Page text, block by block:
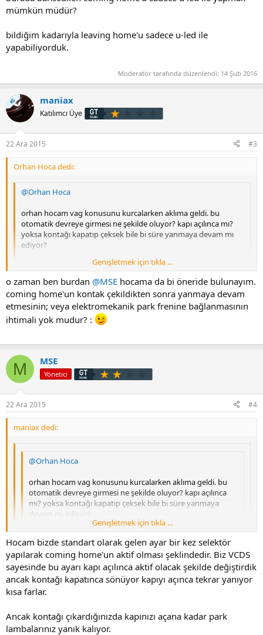
mümkün müdür?
bildiğim kadarıyla leaving home'u sadece u-led ile
yapabiliyorduk.
Moderatör tarafında düzenlendi: 14 Şub 2016
KS maniax
Katılımcı Üye
22 Ara 2015 #3
Orhan Hoca dedi:
@Orhan Hoca
orhan hocam vag konusunu kurcalarken aklıma geldi. bu
otomatik devreye girmesi ne şekilde oluyor? kapı açılınca mı?
yoksa kontağı kapatıp çeksek bile bi süre yanmaya devam mı
ediyor?
bakıyorum da bu premium araç sahipleri gelip parkediyorlar,
xenonlar sönüyor, gündüz ledleri ve arka parkları yanmaya
devam ediyor.
burada bahsedilen coming home'u sadece u led ile yapmak
mümkün müdür?
Genişletmek için tıkla ...
bu kodlamayla menü ekrandan yanma süresini ayarladığımız
coming home kapı açılır açılmaz yanmaya başlıyor. bu kodlamadan
önceki standartı bildiğiniz üzere araçtan inmeden bir kez sellektör
yapmakla yanıyordu hocam.
Genişletmek için tıkla ...
o zaman ben burdan @MSE hocama da bi öneride bulunayım.
coming home'un kontak çekildikten sonra yanmaya devam
etmesinin; veya elektromekanik park frenine bağlanmasının
ihtimali yok mudur? :
M MSE
Yönetici
22 Ara 2015 #4
maniax dedi:
@Orhan Hoca
orhan hocam vag konusunu kurcalarken aklıma geldi. bu
otomatik devreye girmesi ne şekilde oluyor? kapı açılınca
mı? yoksa kontağı kapatıp çeksek bile bi süre yanmaya
devam mı ediyor?
bakıyorum da bu premium araç sahipleri gelip
parkediyorlar, xenonlar sönüyor, gündüz ledleri ve arka
parkları yanmaya devam ediyor.
burada bahsedilen coming home'u sadece u led ile yapmak
mümkün müdür?
yapabiliyorduk.
Genişletmek için tıkla ...
bu kodlamayla menü ekrandan yanma süresini ayarladığımız
coming home kapı açılır açılmaz yanmaya başlıyor. bu
kodlamadan önceki standartı bildiğiniz üzere araçtan inmeden
bir kez sellektör yapmakla yanıyordu hocam.
Genişletmek için tıkla ...
o zaman ben burdan@MSEhocama da bi öneride bulunayım.
coming home'un kontak çekildikten sonra yanmaya devam
etmesinin; veya elektromekanik park frenine bağlanmasının ihtimali
yok mudur? :
Genişletmek için tıkla ...
Hocam bizde standart olarak gelen ayar bir kez selektör
yapılarak coming home'un aktif olması şeklindedir. Biz VCDS
sayesinde bu ayarı kapı açılınca aktif olacak şekilde değiştirdik
ancak kontağı kapatınca sönüyor kapıyı açınca tekrar yanıyor
kısa farlar.
Ancak kontağı çıkardığınızda kapınızı açana kadar park
lambalarınız yanık kalıyor.